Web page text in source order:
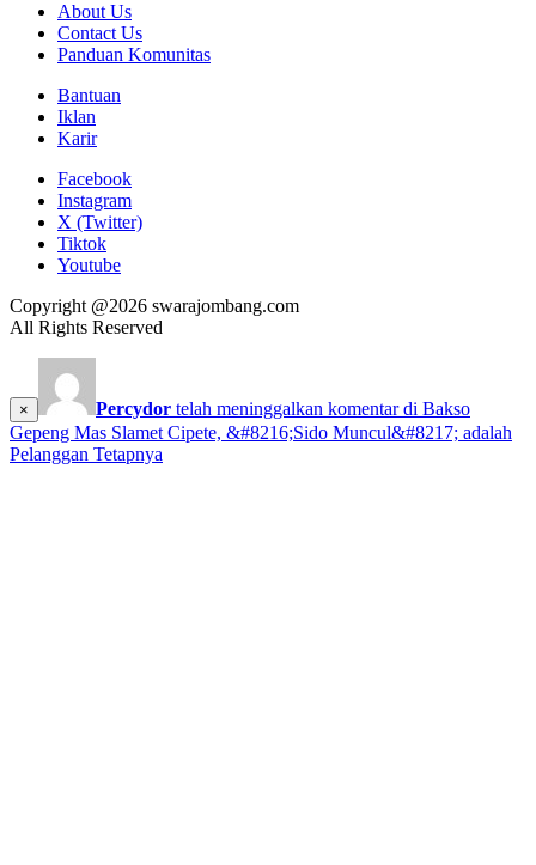
About Us
Contact Us
Panduan Komunitas
Bantuan
Iklan
Karir
Facebook
Instagram
X (Twitter)
Tiktok
Youtube
Copyright @2026 swarajombang.com
All Rights Reserved
× Percydor telah meninggalkan komentar di Bakso
Gepeng Mas Slamet Cipete, &#8216;Sido Muncul&#8217; adalah
Pelanggan Tetapnya